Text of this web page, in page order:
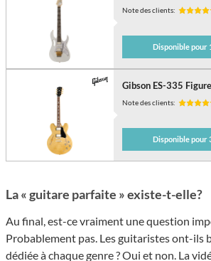
Note des clients:
Disponible pour
Gibson ES-335
Note des clients:
Disponible pour
La « guitare parfaite » existe-t-elle?
Au final, est-ce vraiment une question
Probablement pas. Les guitaristes ont-ils
dédiée à chaque genre ? Oui et non. La